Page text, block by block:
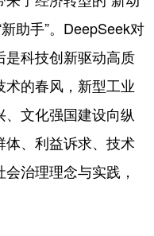
助手”。DeepSeek对
科技创新驱动高质
的春风，新型工业
文化强国建设向纵
、利益诉求、技术
治理理念与实践，